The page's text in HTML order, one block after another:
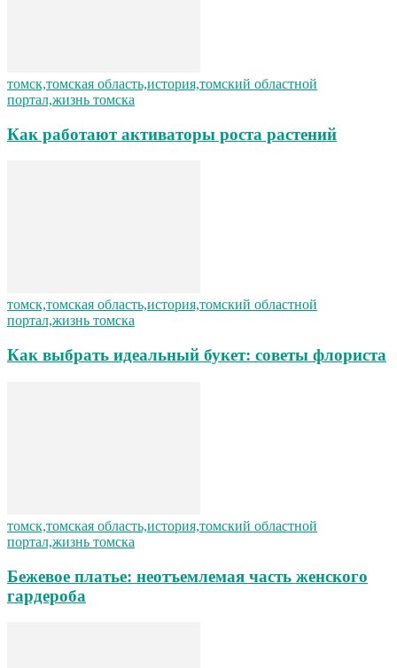
томск,томская область,история,томский областной
портал,жизнь томска
Как работают активаторы роста растений
томск,томская область,история,томский областной
портал,жизнь томска
Как выбрать идеальный букет: советы флориста
томск,томская область,история,томский областной
портал,жизнь томска
Бежевое платье: неотъемлемая часть женского
гардероба